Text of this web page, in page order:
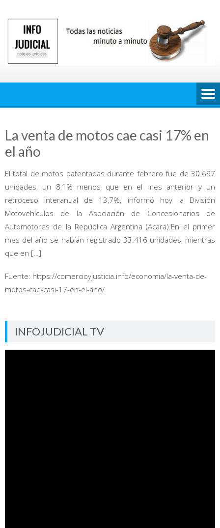
contenido
La venta de motos cae casi 17% en
el año
El total de motos patentadas durante febrero fue de 30.697
unidades, un 8,1% menos que en el mes anterior y un
retroceso interanual de 13,7%, informó hoy la División
Motovehículos de la Asociación de Concesionarios de
Automotores de la República Argentina (Acara).En el primer
mes del año se habían registrado 33.416 unidades, mientras
que en […]
Fuente: https://comercioyjusticia.info/economia/la-venta-de-
motos-cae-casi-17-en-el-ano/
INFOJUDICIAL TV